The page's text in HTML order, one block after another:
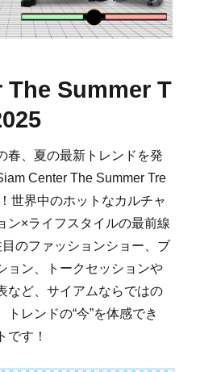
The Summer T
春、夏の最新トレンドを発
Center The Summer Tre
世界中のホットなカルチャ
ン×ライフスタイルの最前線
のファッションショー、ブ
ョン、トークセッションや
など、サイアムならではの
レンドの“今”を体感でき
です！